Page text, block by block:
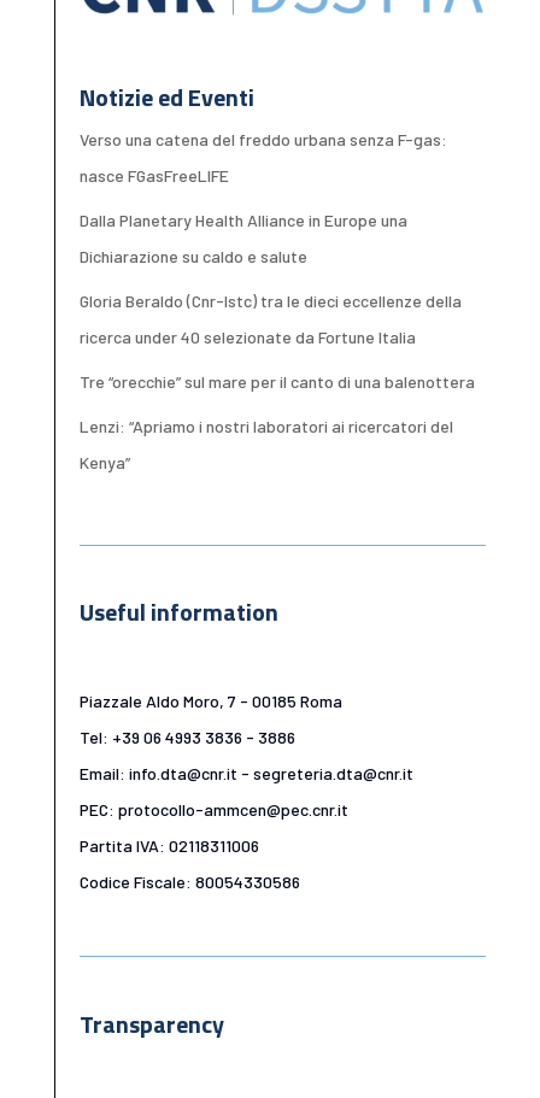
Notizie ed Eventi
Verso una catena del freddo urbana senza F-gas:
nasce FGasFreeLIFE
Dalla Planetary Health Alliance in Europe una
Dichiarazione su caldo e salute
Gloria Beraldo (Cnr-Istc) tra le dieci eccellenze della
ricerca under 40 selezionate da Fortune Italia
Tre “orecchie” sul mare per il canto di una balenottera
Lenzi: “Apriamo i nostri laboratori ai ricercatori del
Kenya”
Useful information
Piazzale Aldo Moro, 7 - 00185 Roma
Tel: +39 06 4993 3836 - 3886
Email: info.dta@cnr.it - segreteria.dta@cnr.it
PEC: protocollo-ammcen@pec.cnr.it
Partita IVA: 02118311006
Codice Fiscale: 80054330586
Transparency